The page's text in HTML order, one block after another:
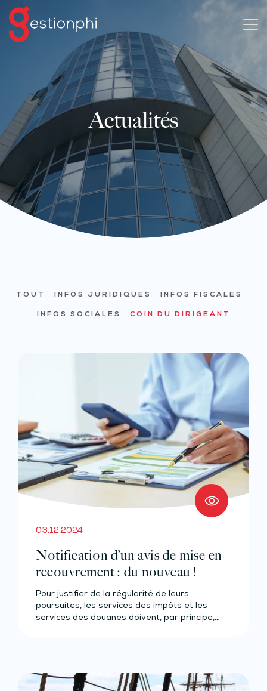
Actualités
TOUT INFOS JURIDIQUES INFOS FISCALES
INFOS SOCIALES COIN DU DIRIGEANT
03.12.2024
Notification d’un avis de mise en
recouvrement : du nouveau !
Pour justifier de la régularité de leurs
poursuites, les services des impôts et les
services des douanes doivent, par principe,…